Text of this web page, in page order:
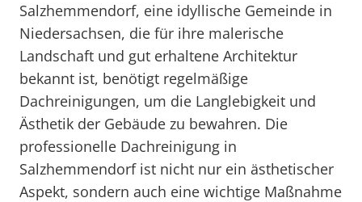
Salzhemmendorf, eine idyllische Gemeinde in
Niedersachsen, die für ihre malerische
Landschaft und gut erhaltene Architektur
bekannt ist, benötigt regelmäßige
Dachreinigungen, um die Langlebigkeit und
Ästhetik der Gebäude zu bewahren. Die
professionelle Dachreinigung in
Salzhemmendorf ist nicht nur ein ästhetischer
Aspekt, sondern auch eine wichtige Maßnahme